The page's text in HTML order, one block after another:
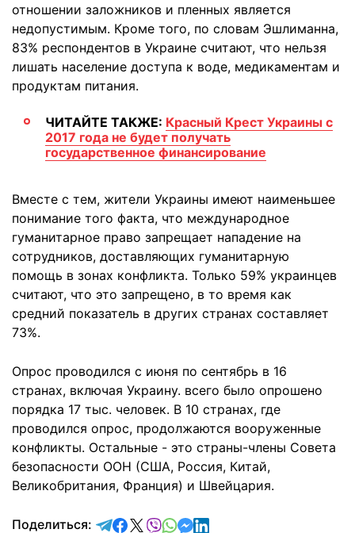
отношении заложников и пленных является
недопустимым. Кроме того, по словам Эшлиманна,
83% респондентов в Украине считают, что нельзя
лишать население доступа к воде, медикаментам и
продуктам питания.
ЧИТАЙТЕ ТАКЖЕ: Красный Крест Украины с
2017 года не будет получать
государственное финансирование
Вместе с тем, жители Украины имеют наименьшее
понимание того факта, что международное
гуманитарное право запрещает нападение на
сотрудников, доставляющих гуманитарную
помощь в зонах конфликта. Только 59% украинцев
считают, что это запрещено, в то время как
средний показатель в других странах составляет
73%.
Опрос проводился с июня по сентябрь в 16
странах, включая Украину. всего было опрошено
порядка 17 тыс. человек. В 10 странах, где
проводился опрос, продолжаются вооруженные
конфликты. Остальные - это страны-члены Совета
безопасности ООН (США, Россия, Китай,
Великобритания, Франция) и Швейцария.
Поделиться: отправить в Telegram
поделиться в Facebook
поделиться в X
отправить в Viber
отправить в Whatsapp
отправить в Messenger
отправить в LinkedIn